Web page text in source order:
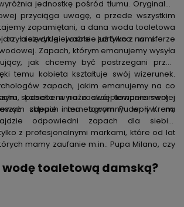
jednostkę pośród tłumu. Oryginalna
przyciąga uwagę, a przede wszystkim
zapamiętani, a dana woda toaletowa
się drugiej osobie już tylko z nami.
to niezwykle ważne zarówno w sferze
Zapach, którym emanujemy wysyła
jak chcemy być postrzegani przez
temu kobieta kształtuje swój wizerunek.
zapach, jakim emanujemy na co
sposobem na zaakceptowanie swojej
zapach ma ogromny wpływ na
kobieta wyraża swój temperament i
sklepie internetowym Puder i Krem,
odpowiedni zapach dla siebie.
z profesjonalnymi markami, które od lat
mamy zaufanie m.in.: Pupa Milano, czy
toaletową damską?